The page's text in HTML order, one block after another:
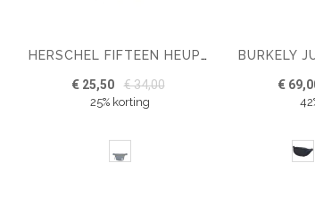
HERSCHEL FIFTEEN HEUPTAS
€ 25,50 € 34,00
25% korting
€